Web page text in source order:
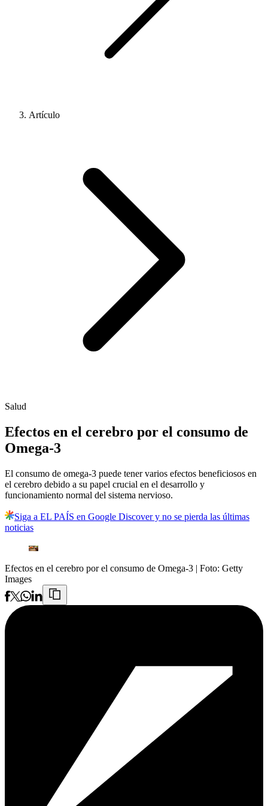
Artículo
Salud
Efectos en el cerebro por el consumo de
Omega-3
El consumo de omega-3 puede tener varios efectos beneficiosos en
el cerebro debido a su papel crucial en el desarrollo y
funcionamiento normal del sistema nervioso.
Siga a EL PAÍS en Google Discover y no se pierda las últimas
noticias
Efectos en el cerebro por el consumo de Omega-3 | Foto: Getty
Images